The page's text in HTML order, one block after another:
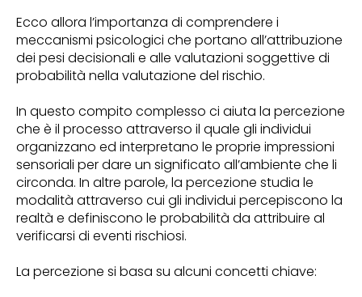
Ecco allora l’importanza di comprendere i
meccanismi psicologici che portano all’attribuzione
dei pesi decisionali e alle valutazioni soggettive di
probabilità nella valutazione del rischio.
In questo compito complesso ci aiuta la percezione
che è il processo attraverso il quale gli individui
organizzano ed interpretano le proprie impressioni
sensoriali per dare un significato all’ambiente che li
circonda. In altre parole, la percezione studia le
modalità attraverso cui gli individui percepiscono la
realtà e definiscono le probabilità da attribuire al
verificarsi di eventi rischiosi.
La percezione si basa su alcuni concetti chiave: